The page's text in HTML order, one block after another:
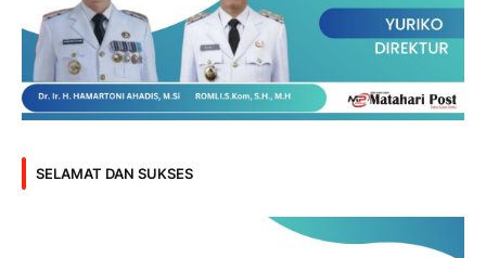
SELAMAT DAN SUKSES